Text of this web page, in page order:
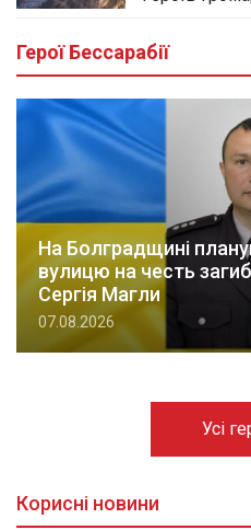
Герої Бессарабії
На Болградщині
вулицю на честь
Сергія Магли
07.08.2026
Усі
Корисні новини